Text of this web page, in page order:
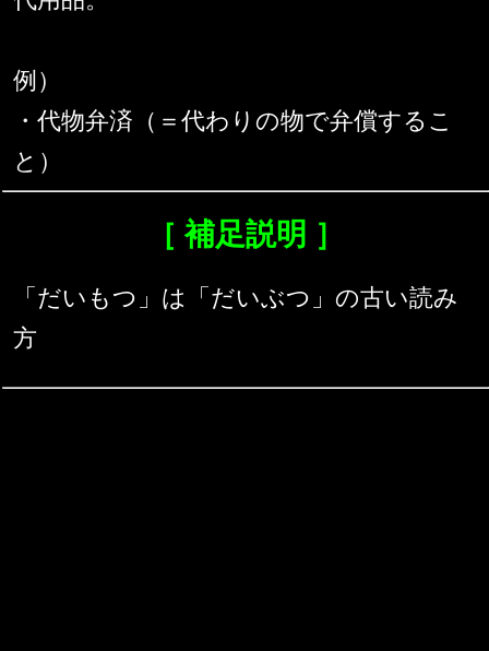
例）
・代物弁済（＝代わりの物で弁償するこ
と）
［ 補足説明 ］
「だいもつ」は「だいぶつ」の古い読み
方